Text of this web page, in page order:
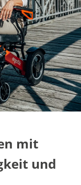
mit
und